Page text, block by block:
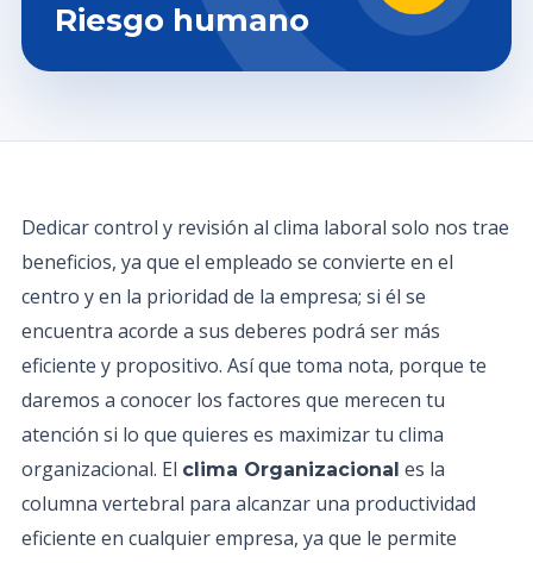
Riesgo humano
Dedicar control y revisión al clima laboral solo nos trae
beneficios, ya que el empleado se convierte en el
centro y en la prioridad de la empresa; si él se
encuentra acorde a sus deberes podrá ser más
eficiente y propositivo. Así que toma nota, porque te
daremos a conocer los factores que merecen tu
atención si lo que quieres es maximizar tu clima
organizacional. El clima Organizacional es la
columna vertebral para alcanzar una productividad
eficiente en cualquier empresa, ya que le permite